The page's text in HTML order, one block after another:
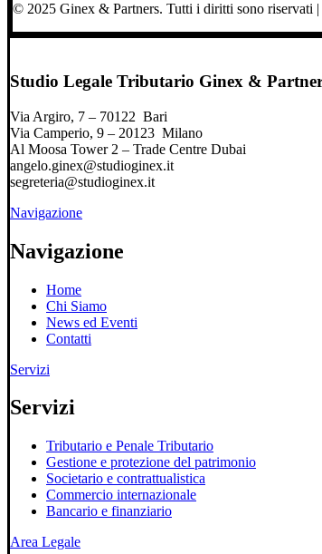
© 2025 Ginex & Partners. Tutti i diritti sono riservati |
Studio Legale Tributario Ginex &
Via Argiro, 7 – 70122 Bari
Via Camperio, 9 – 20123 Milano
Al Moosa Tower 2 – Trade Centre Dubai
angelo.ginex@studioginex.it
segreteria@studioginex.it
Navigazione
Navigazione
Home
Chi Siamo
News ed Eventi
Contatti
Servizi
Servizi
Tributario e Penale Tributario
Gestione e protezione del patrimonio
Societario e contrattualistica
Commercio internazionale
Bancario e finanziario
Area Legale